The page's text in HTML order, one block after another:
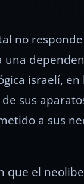
no
una
israelí,
sus
a sus
que el